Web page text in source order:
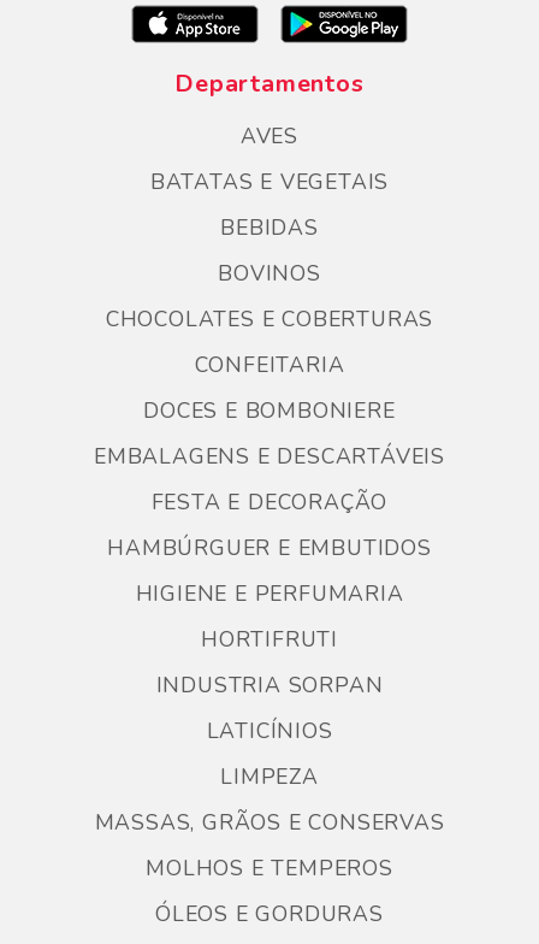
Departamentos
AVES
BATATAS E VEGETAIS
BEBIDAS
BOVINOS
CHOCOLATES E COBERTURAS
CONFEITARIA
DOCES E BOMBONIERE
EMBALAGENS E DESCARTÁVEIS
FESTA E DECORAÇÃO
HAMBÚRGUER E EMBUTIDOS
HIGIENE E PERFUMARIA
HORTIFRUTI
INDUSTRIA SORPAN
LATICÍNIOS
LIMPEZA
MASSAS, GRÃOS E CONSERVAS
MOLHOS E TEMPEROS
ÓLEOS E GORDURAS